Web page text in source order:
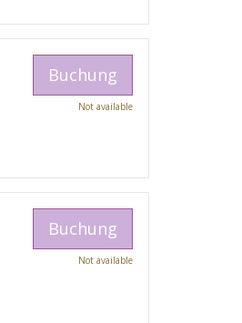
Buchung
Not available
Buchung
Not available